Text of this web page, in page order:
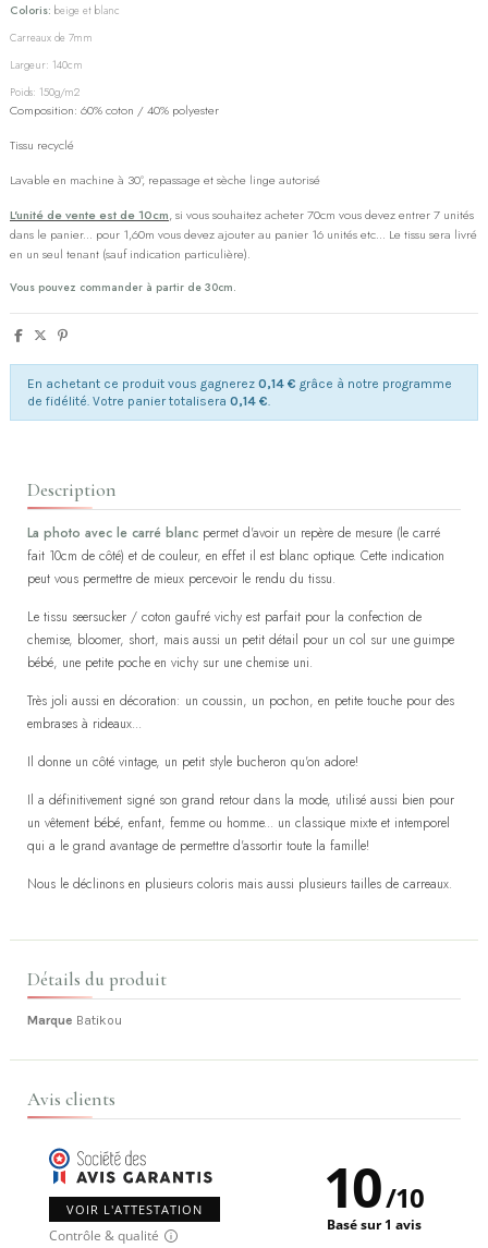
Coloris: beige et blanc
Carreaux de 7mm
Largeur: 140cm
Poids: 150g/m2
Composition: 60% coton / 40% polyester
Tissu recyclé
Lavable en machine à 30°, repassage et sèche linge autorisé
L'unité de vente est de 10cm, si vous souhaitez acheter 70cm vous devez entrer 7 unités
dans le panier... pour 1,60m vous devez ajouter au panier 16 unités etc... Le tissu sera livré
en un seul tenant (sauf indication particulière).
Vous pouvez commander à partir de 30cm.
En achetant ce produit vous gagnerez 0,14 € grâce à notre programme
de fidélité. Votre panier totalisera 0,14 €.
Description
La photo avec le carré blanc permet d'avoir un repère de mesure (le carré
fait 10cm de côté) et de couleur, en effet il est blanc optique. Cette indication
peut vous permettre de mieux percevoir le rendu du tissu.
Le tissu seersucker / coton gaufré vichy est parfait pour la confection de
chemise, bloomer, short, mais aussi un petit détail pour un col sur une guimpe
bébé, une petite poche en vichy sur une chemise uni.
Très joli aussi en décoration: un coussin, un pochon, en petite touche pour des
embrases à rideaux...
Il donne un côté vintage, un petit style bucheron qu'on adore!
Il a définitivement signé son grand retour dans la mode, utilisé aussi bien pour
un vêtement bébé, enfant, femme ou homme... un classique mixte et intemporel
qui a le grand avantage de permettre d'assortir toute la famille!
Nous le déclinons en plusieurs coloris mais aussi plusieurs tailles de carreaux.
Détails du produit
Marque Batikou
Avis clients
VOIR L'ATTESTATION
Contrôle & qualité
10/10
Basé sur 1 avis